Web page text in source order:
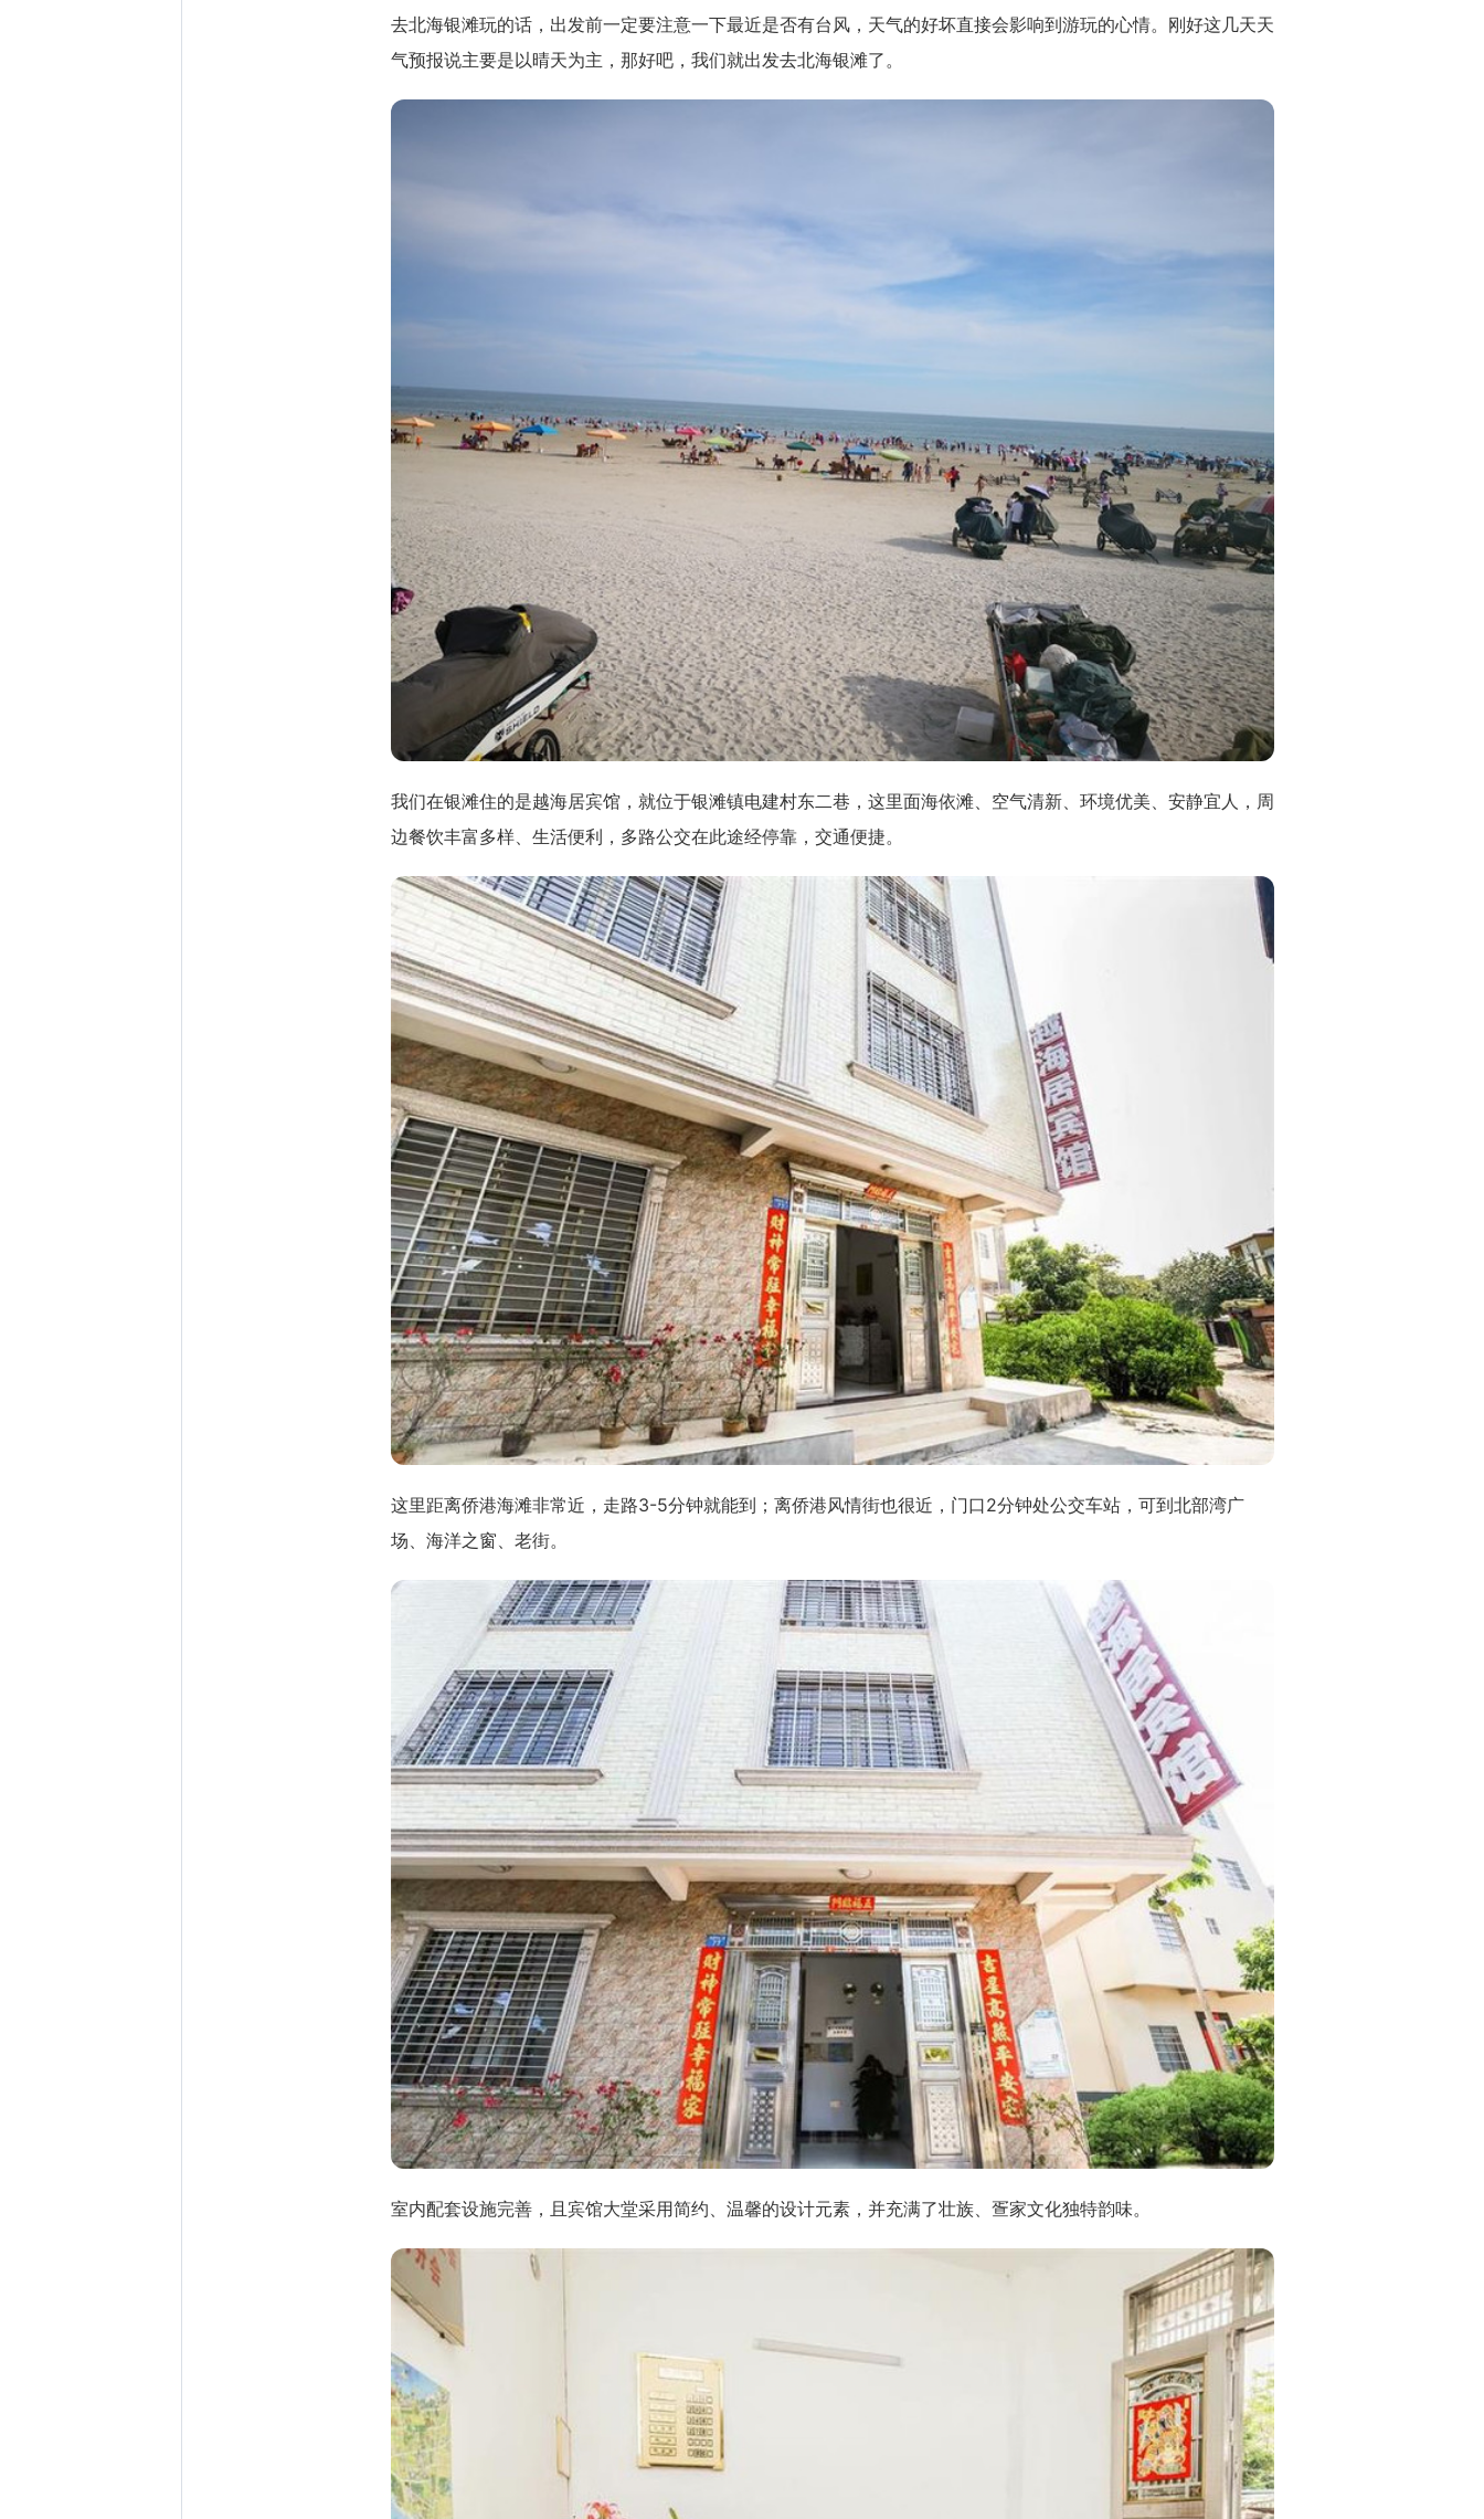
去北海银滩玩的话，出发前一定要注意一下最近是否有台风，天气的好坏直接会影响到游玩的心情。刚好这几天天
气预报说主要是以晴天为主，那好吧，我们就出发去北海银滩了。
我们在银滩住的是越海居宾馆，就位于银滩镇电建村东二巷，这里面海依滩、空气清新、环境优美、安静宜人，周
边餐饮丰富多样、生活便利，多路公交在此途经停靠，交通便捷。
这里距离侨港海滩非常近，走路3-5分钟就能到；离侨港风情街也很近，门口2分钟处公交车站，可到北部湾广
场、海洋之窗、老街。
室内配套设施完善，且宾馆大堂采用简约、温馨的设计元素，并充满了壮族、疍家文化独特韵味。